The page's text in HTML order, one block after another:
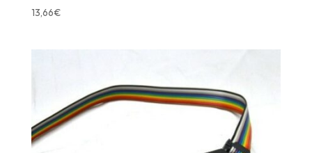
13,66€